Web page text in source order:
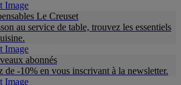
Le Creuset
au service de table, trouvez les essentiels
abonnés
de -10% en vous inscrivant à la newsletter.